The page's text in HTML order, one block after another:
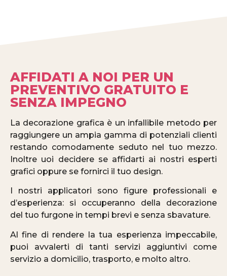
AFFIDATI A NOI PER UN
PREVENTIVO GRATUITO E
SENZA IMPEGNO
La decorazione grafica è un infallibile metodo per
raggiungere un ampia gamma di potenziali clienti
restando comodamente seduto nel tuo mezzo.
Inoltre uoi decidere se affidarti ai nostri esperti
grafici oppure se fornirci il tuo design.
I nostri applicatori sono figure professionali e
d’esperienza: si occuperanno della decorazione
del tuo furgone in tempi brevi e senza sbavature.
Al fine di rendere la tua esperienza impeccabile,
puoi avvalerti di tanti servizi aggiuntivi come
servizio a domicilio, trasporto, e molto altro.